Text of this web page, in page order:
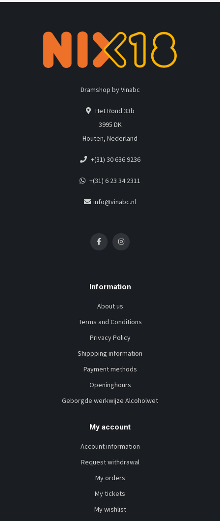
Dramshop by Vinabc
Het Rond 33b
3995 DK
Houten, Nederland
+(31) 30 636 9236
+(31) 6 23 34 2311
info@vinabc.nl
Information
About us
Terms and Conditions
Privacy Policy
Shippping information
Payment methods
Openinghours
Geborgde werkwijze Alcoholwet
My account
Account information
Request withdrawal
My orders
My tickets
My wishlist